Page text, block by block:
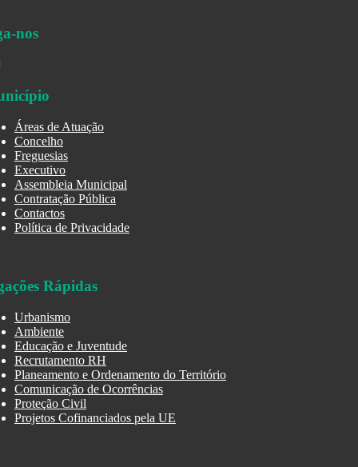
nos
Áreas de Atuação
Concelho
Freguesias
Executivo
Assembleia Municipal
Contratação Pública
Contactos
Política de Privacidade
Rápidas
Urbanismo
Ambiente
Educação e Juventude
Recrutamento RH
Planeamento e Ordenamento do Território
Comunicação de Ocorrências
Proteção Civil
Projetos Cofinanciados pela UE